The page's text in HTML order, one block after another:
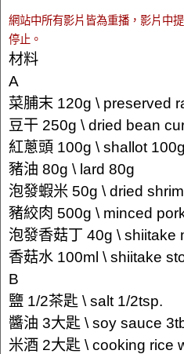
網站中所有影片皆為重播，影片中
停止。
材料
A
菜脯末 120g \ preserved
豆干 250g \ dried bean
紅蔥頭 100g \ shallot 100g
豬油 80g \ lard 80g
泡發蝦米 50g \ dried
豬絞肉 500g \ minced
泡發香菇丁 40g \ shiitake
香菇水 100ml \ shiitake
B
鹽 1/2茶匙 \ salt 1/2tsp.
醬油 3大匙 \ soy sauce
米酒 2大匙 \ cooking rice